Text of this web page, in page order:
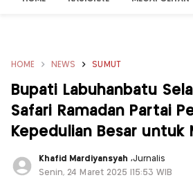
HOME NEWS SUMUT
Bupati Labuhanbatu
Safari Ramadan Partai
Kepedulian Besar untuk
Khafid Mardiyansyah ,Jurnalis
Senin, 24 Maret 2025 |15:53 WIB